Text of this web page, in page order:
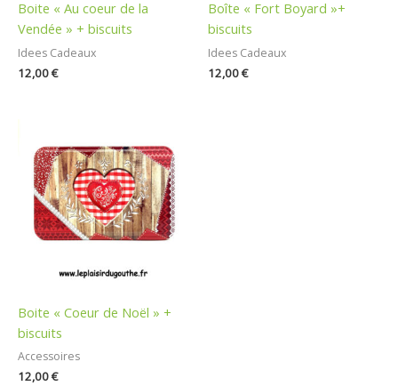
Boite « Au coeur de la
Vendée » + biscuits
Idees Cadeaux
12,00€
Boîte « Fort Boyard »+
biscuits
Idees Cadeaux
12,00€
Boite « Coeur de Noël » +
biscuits
Accessoires
12,00€